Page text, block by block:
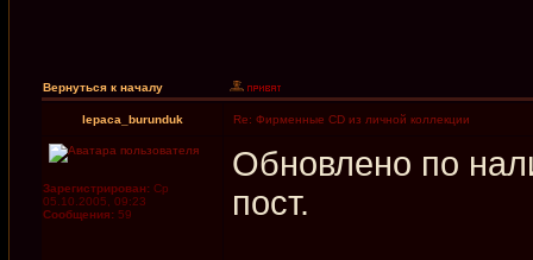
Вернуться к началу
lepaca_burunduk Re: Фирменные CD из личной коллекции
Зарегистрирован: Ср
05.10.2005, 09:23
Сообщения: 59
Обновлено по
пост.